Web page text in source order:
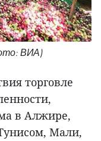
ВИА)
торговле
в Алжире,
Мали,